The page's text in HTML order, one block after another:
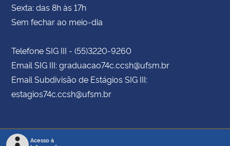
Sexta: das 8h às 17h
Sem fechar ao meio-dia
Telefone SIG III - (55)3220-9260
Email SIG III: graduacao74c.ccsh@ufsm.br
Email Subdivisão de Estágios SIG III:
estagios74c.ccsh@ufsm.br
Acesso à